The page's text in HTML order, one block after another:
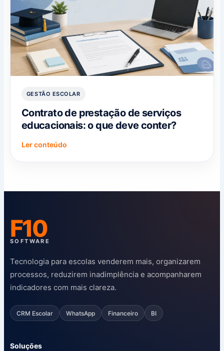
GESTÃO ESCOLAR
Contrato de prestação de serviços
educacionais: o que deve conter?
Ler conteúdo
F10
SOFTWARE
Tecnologia para escolas venderem mais, organizarem
processos, reduzirem inadimplência e acompanharem
indicadores com mais clareza.
CRM Escolar WhatsApp Financeiro BI
Soluções